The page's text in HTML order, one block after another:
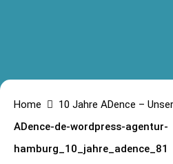
Home
10 Jahre ADence –
ADence-de-wordpress-agentur-
hamburg_10_jahre_adence_81